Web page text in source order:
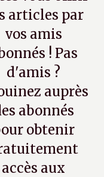
articles par
vos amis
! Pas
d'amis ?
auprès
abonnés
obtenir
accès aux